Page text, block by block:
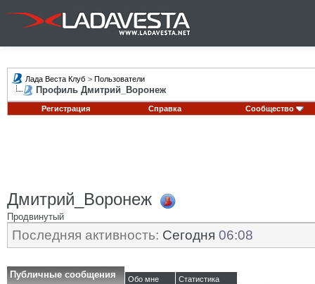
Лада Веста Клуб > Пользователи
Профиль Дмитрий_Воронеж
Регистрация Справка Сообщество
Дмитрий_Воронеж
Продвинутый
Последняя активность: Сегодня 06:08
Публичные сообщения Обо мне Статистика